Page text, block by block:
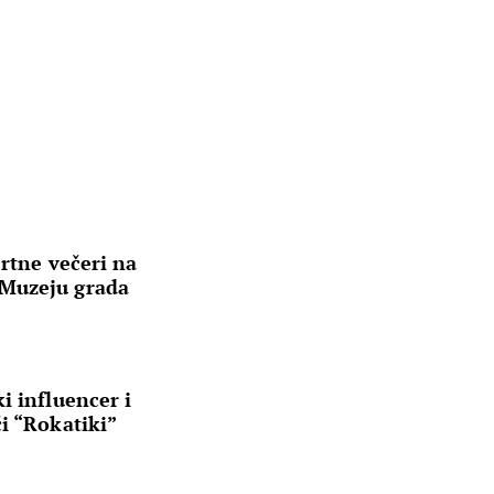
večeri na
grada
influencer i
“Rokatiki”